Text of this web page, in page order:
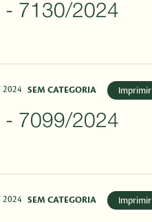
- 7130/2024
2024 SEM CATEGORIA Imprimir
- 7099/2024
2024 SEM CATEGORIA Imprimir